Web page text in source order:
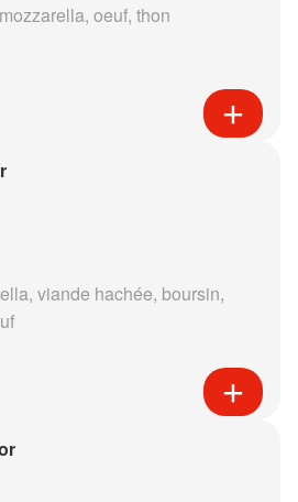
oeuf, thon
viande hachée, boursin,